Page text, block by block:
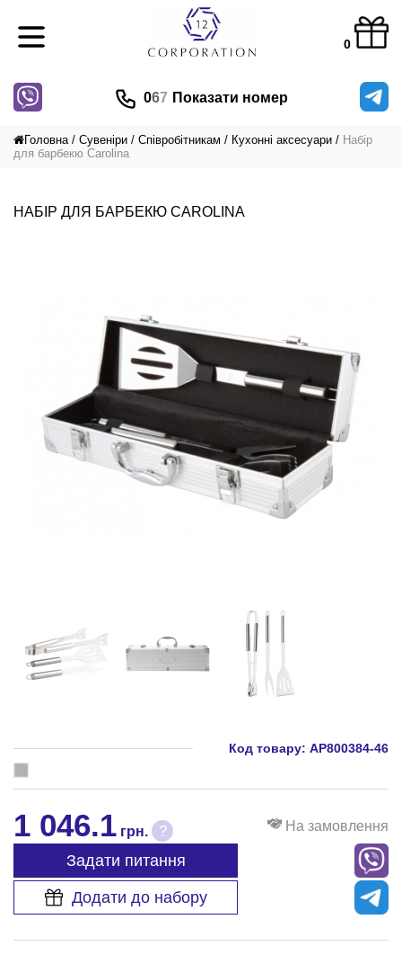
0
067 Показати номер
Головна Сувеніри Співробітникам Кухонні аксесуари
Набір
для барбекю Carolina
НАБІР ДЛЯ БАРБЕКЮ CAROLINA
Код товару: AP800384-46
1 046.1 грн. ? На замовлення
Задати питання
Додати до набору